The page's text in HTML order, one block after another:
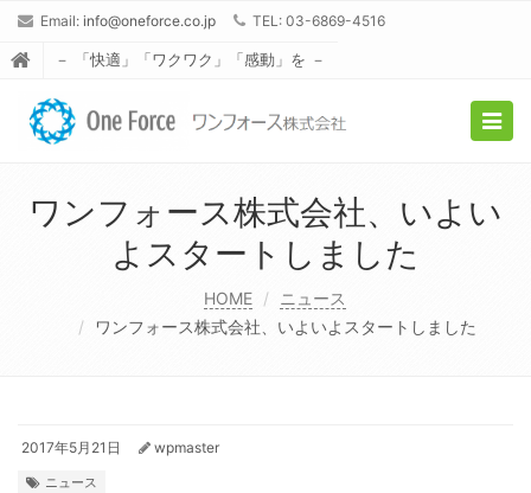
Email: info@oneforce.co.jp TEL: 03-6869-4516
－ 「快適」「ワクワク」「感動」を －
ワンフォース株式会社、いよい
よスタートしました
HOME
ニュース
ワンフォース株式会社、いよいよスタートしました
2017年5月21日 wpmaster
ニュース